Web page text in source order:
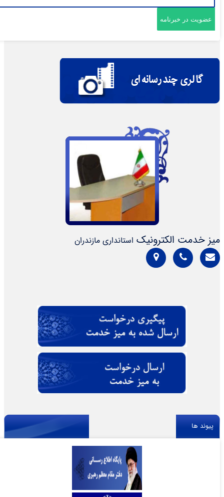
میز خدمت الکترونیک استانداری مازندران
پیوند ها